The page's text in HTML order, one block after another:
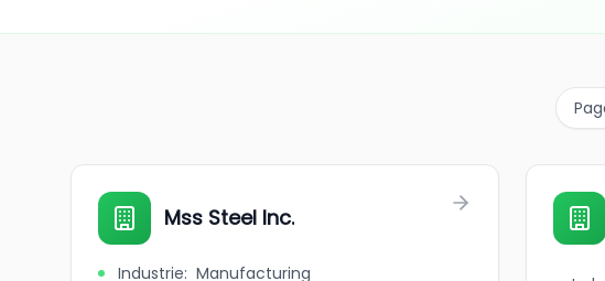
Mss Steel Inc.
Industrie: Manufacturing